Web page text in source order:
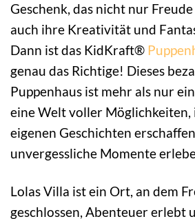
Geschenk, das nicht nur
auch ihre Kreativität und
Dann ist das KidKraft®
genau das Richtige! Dieses
Puppenhaus ist mehr als nur
eine Welt voller
eigenen Geschichten
unvergessliche Momente
Lolas Villa ist ein Ort, an dem
geschlossen, Abenteuer erlebt